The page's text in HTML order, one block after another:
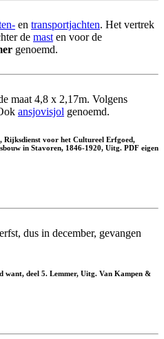
en transportjachten. Het vertrek
de mast en voor de
genoemd.
maat 4,8 x 2,17m. Volgens
ansjovisjol genoemd.
Rijksdienst voor het Cultureel Erfgoed,
in Stavoren, 1846-1920, Uitg. PDF eigen
dus in december, gevangen
want, deel 5. Lemmer, Uitg. Van Kampen &